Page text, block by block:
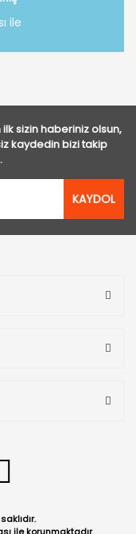
ile
sizin haberiniz olsun,
kaydedin bizi takip
KAYDOL